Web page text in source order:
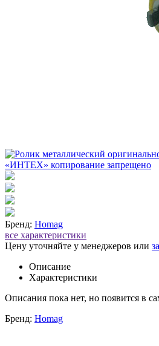
Бренд: Homag
все характеристики
Цену уточняйте у менеджеров или
Описание
Характеристики
Описания пока нет, но появится в
Бренд: Homag